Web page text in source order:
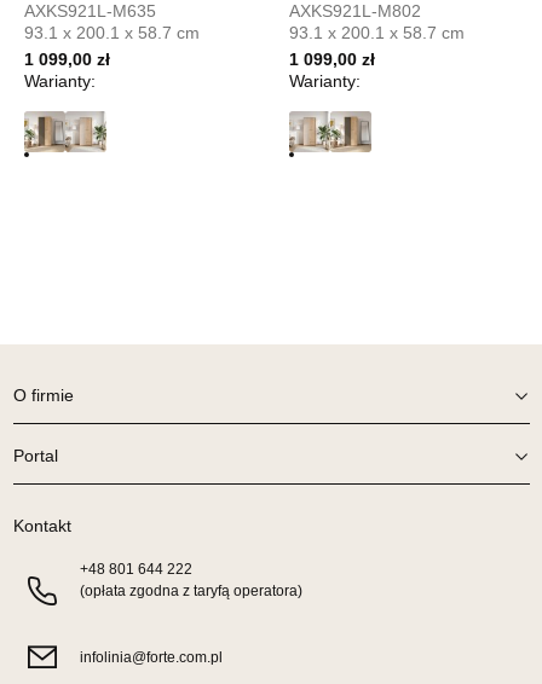
78-600 WAŁCZ
Nr tel.67-3873822
Adres e-mail:
Godziny otwarcia
Pn-Pt: 10:00-18:00, Sb: 10:00-14:00
UL.DWORCOWA 4
Nr tel.
Adres e-mail:meb_ted@o2.pl
Godziny otwarcia
Salon meblowy
AXKS921L-M635
93.1 x 200.1 x 58.7 cm
1 099,00 zł
Warianty:
AXKS921L-M802
93.1 x 200.1 x 58.7 cm
1 099,00 zł
Warianty:
O firmie
Portal
Kontakt
+48 801 644 222
(opłata zgodna z taryfą operatora)
infolinia@forte.com.pl